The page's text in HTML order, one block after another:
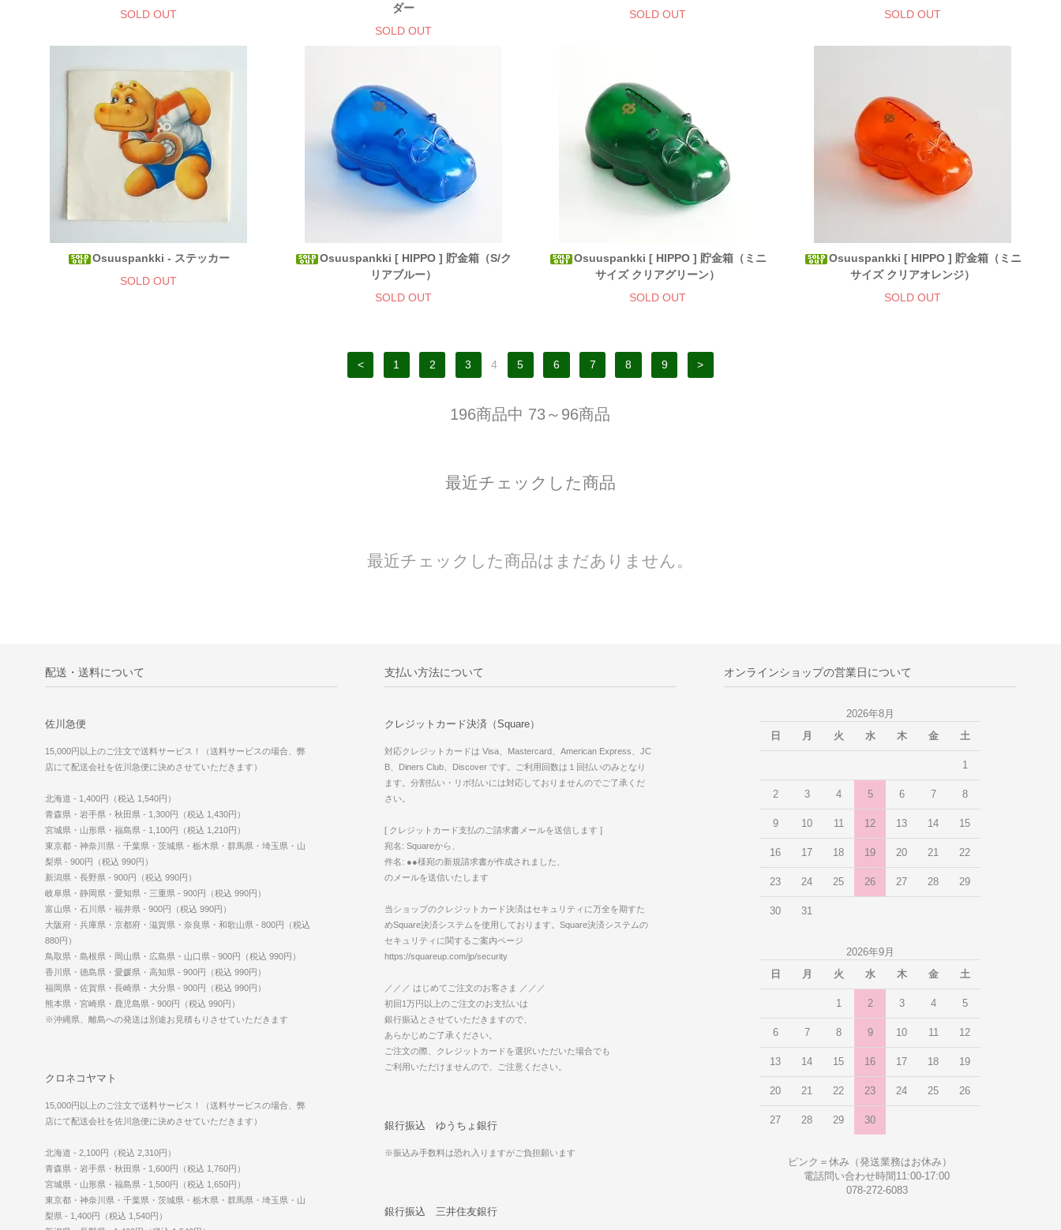
SOLD OUT
ダー
SOLD OUT
SOLD OUT
SOLD OUT
Osuuspankki - ステッカー
SOLD OUT
Osuuspankki [ HIPPO ] 貯金箱（S/ク
リアブルー）
SOLD OUT
Osuuspankki [ HIPPO ] 貯金箱（ミニ
サイズ クリアグリーン）
SOLD OUT
Osuuspankki [ HIPPO ] 貯金箱（ミニ
サイズ クリアオレンジ）
SOLD OUT
< 1 2 3 4 5 6 7 8 9 >
196商品中 73～96商品
最近チェックした商品
最近チェックした商品はまだありません。
配送・送料について
佐川急便
15,000円以上のご注文で送料サービス！（送料サービスの場合、弊
店にて配送会社を佐川急便に決めさせていただきます）
北海道 - 1,400円（税込 1,540円）
青森県・岩手県・秋田県 - 1,300円（税込 1,430円）
宮城県・山形県・福島県 - 1,100円（税込 1,210円）
東京都・神奈川県・千葉県・茨城県・栃木県・群馬県・埼玉県・山
梨県 - 900円（税込 990円）
新潟県・長野県 - 900円（税込 990円）
岐阜県・静岡県・愛知県・三重県 - 900円（税込 990円）
富山県・石川県・福井県 - 900円（税込 990円）
大阪府・兵庫県・京都府・滋賀県・奈良県・和歌山県 - 800円（税込
880円）
鳥取県・島根県・岡山県・広島県・山口県 - 900円（税込 990円）
香川県・徳島県・愛媛県・高知県 - 900円（税込 990円）
福岡県・佐賀県・長崎県・大分県 - 900円（税込 990円）
熊本県・宮崎県・鹿児島県 - 900円（税込 990円）
※沖縄県、離島への発送は別途お見積もりさせていただきます
クロネコヤマト
15,000円以上のご注文で送料サービス！（送料サービスの場合、弊
店にて配送会社を佐川急便に決めさせていただきます）
北海道 - 2,100円（税込 2,310円）
青森県・岩手県・秋田県 - 1,600円（税込 1,760円）
宮城県・山形県・福島県 - 1,500円（税込 1,650円）
東京都・神奈川県・千葉県・茨城県・栃木県・群馬県・埼玉県・山
梨県 - 1,400円（税込 1,540円）
支払い方法について
クレジットカード決済（Square）
対応クレジットカードは Visa、Mastercard、American Express、JC
B、Diners Club、Discover です。ご利用回数は１回払いのみとなり
ます。分割払い・リボ払いには対応しておりませんのでご了承くだ
さい。
[ クレジットカード支払のご請求書メールを送信します ]
宛名: Squareから、
件名: ●●様宛の新規請求書が作成されました、
のメールを送信いたします
当ショップのクレジットカード決済はセキュリティに万全を期すた
めSquare決済システムを使用しております。Square決済システムの
セキュリティに関するご案内ページ
https://squareup.com/jp/security
／／／ はじめてご注文のお客さま ／／／
初回1万円以上のご注文のお支払いは
銀行振込とさせていただきますので、
あらかじめご了承ください。
ご注文の際、クレジットカードを選択いただいた場合でも
ご利用いただけませんので、ご注意ください。
銀行振込 ゆうちょ銀行
※振込み手数料は恐れ入りますがご負担願います
銀行振込 三井住友銀行
オンラインショップの営業日について
2026年8月
日
月 火 水 木 金 土
1
2 3 4 5 6 7 8
9 10 11 12 13 14 15
16 17 18 19 20 21 22
23 24 25 26 27 28 29
30 31
2026年9月
日
月 火 水 木 金 土
1 2 3 4 5
6 7 8 9 10 11 12
13 14 15 16 17 18 19
20 21 22 23 24 25 26
27 28 29 30
ピンク＝休み（発送業務はお休み）
電話問い合わせ時間11:00-17:00
078-272-6083